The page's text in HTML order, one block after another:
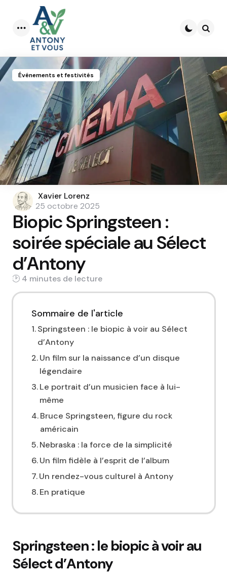
Menu
Événements et festivités
Posted
by
Xavier Lorenz
25 octobre 2025
Biopic Springsteen :
soirée spéciale au Sélect
d’Antony
4 min
Sommaire de l'article
Springsteen : le biopic à voir au Sélect
d’Antony
Un film sur la naissance d’un disque
légendaire
Le portrait d’un musicien face à lui-
même
Bruce Springsteen, figure du rock
américain
Nebraska : la force de la simplicité
Un film fidèle à l’esprit de l’album
Un rendez-vous culturel à Antony
En pratique
Springsteen : le biopic à voir au
Sélect d’Antony